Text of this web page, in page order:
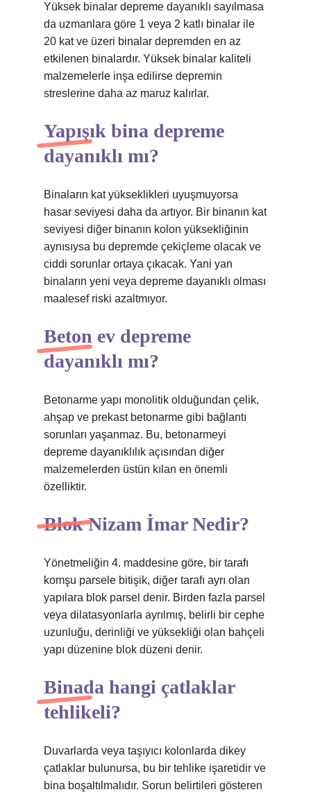
Yüksek binalar depreme dayanıklı sayılmasa
da uzmanlara göre 1 veya 2 katlı binalar ile
20 kat ve üzeri binalar depremden en az
etkilenen binalardır. Yüksek binalar kaliteli
malzemelerle inşa edilirse depremin
streslerine daha az maruz kalırlar.
Yapışık bina depreme
dayanıklı mı?
Binaların kat yükseklikleri uyuşmuyorsa
hasar seviyesi daha da artıyor. Bir binanın kat
seviyesi diğer binanın kolon yüksekliğinin
aynısıysa bu depremde çekiçleme olacak ve
ciddi sorunlar ortaya çıkacak. Yani yan
binaların yeni veya depreme dayanıklı olması
maalesef riski azaltmıyor.
Beton ev depreme
dayanıklı mı?
Betonarme yapı monolitik olduğundan çelik,
ahşap ve prekast betonarme gibi bağlantı
sorunları yaşanmaz. Bu, betonarmeyi
depreme dayanıklılık açısından diğer
malzemelerden üstün kılan en önemli
özelliktir.
Blok Nizam İmar Nedir?
Yönetmeliğin 4. maddesine göre, bir tarafı
komşu parsele bitişik, diğer tarafı ayrı olan
yapılara blok parsel denir. Birden fazla parsel
veya dilatasyonlarla ayrılmış, belirli bir cephe
uzunluğu, derinliği ve yüksekliği olan bahçeli
yapı düzenine blok düzeni denir.
Binada hangi çatlaklar
tehlikeli?
Duvarlarda veya taşıyıcı kolonlarda dikey
çatlaklar bulunursa, bu bir tehlike işaretidir ve
bina boşaltılmalıdır. Sorun belirtileri gösteren